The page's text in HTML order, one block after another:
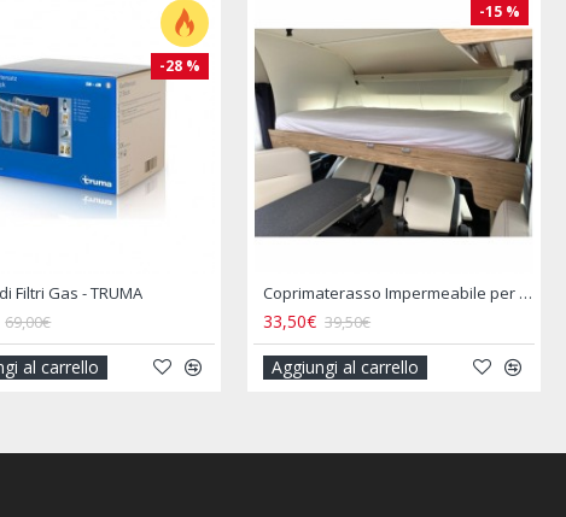
-28 %
Filtri Gas - TRUMA
69,00€
al carrello
-15 %
Coprimaterasso Impermeabile per Letto Centrale 150 X 200 Cm
33,50€ 39,50€
Aggiungi al carrello